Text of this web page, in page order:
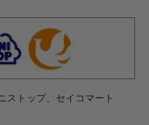
ストップ、セイコマート